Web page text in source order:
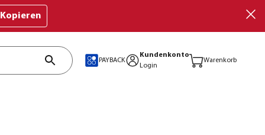
Kopieren
PAYBACK
Kundenkonto
Login
Warenkorb